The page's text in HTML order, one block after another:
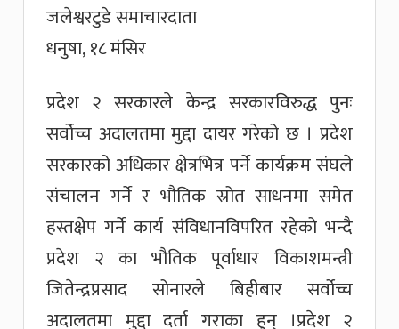
जलेश्वरटुडे समाचारदाता
धनुषा, १८ मंसिर
प्रदेश २ सरकारले केन्द्र सरकारविरुद्ध पुनः
सर्वोच्च अदालतमा मुद्दा दायर गरेको छ । प्रदेश
सरकारको अधिकार क्षेत्रभित्र पर्ने कार्यक्रम संघले
संचालन गर्ने र भौतिक स्रोत साधनमा समेत
हस्तक्षेप गर्ने कार्य संविधानविपरित रहेको भन्दै
प्रदेश २ का भौतिक पूर्वाधार विकाशमन्त्री
जितेन्द्रप्रसाद सोनारले बिहीबार सर्वोच्च
अदालतमा मुद्दा दर्ता गराका हुन् ।प्रदेश २